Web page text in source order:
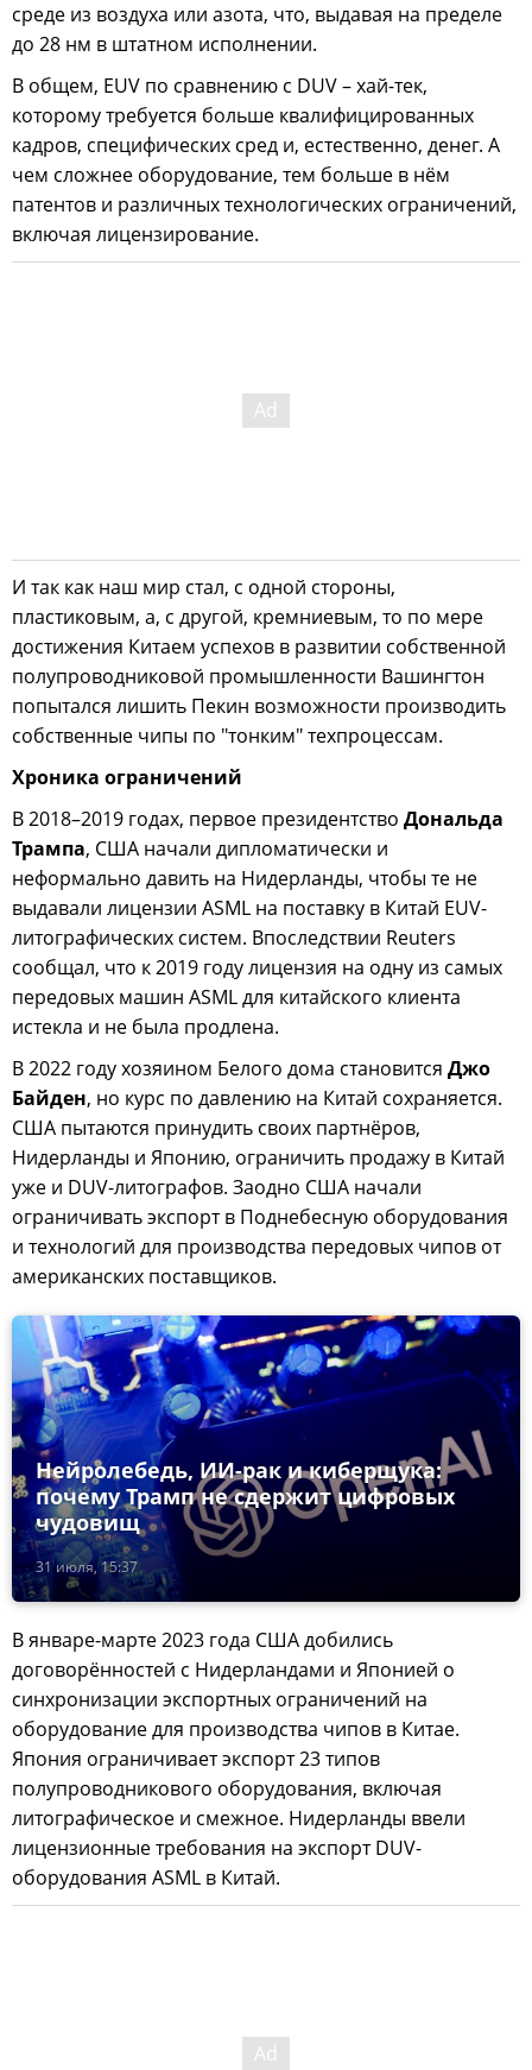
среде из воздуха или азота, что, выдавая на пределе
до 28 нм в штатном исполнении.
В общем, EUV по сравнению с DUV – хай-тек,
которому требуется больше квалифицированных
кадров, специфических сред и, естественно, денег. А
чем сложнее оборудование, тем больше в нём
патентов и различных технологических ограничений,
включая лицензирование.
И так как наш мир стал, с одной стороны,
пластиковым, а, с другой, кремниевым, то по мере
достижения Китаем успехов в развитии собственной
полупроводниковой промышленности Вашингтон
попытался лишить Пекин возможности производить
собственные чипы по "тонким" техпроцессам.
Хроника ограничений
В 2018–2019 годах, первое президентство Дональда
Трампа, США начали дипломатически и
неформально давить на Нидерланды, чтобы те не
выдавали лицензии ASML на поставку в Китай EUV-
литографических систем. Впоследствии Reuters
сообщал, что к 2019 году лицензия на одну из самых
передовых машин ASML для китайского клиента
истекла и не была продлена.
В 2022 году хозяином Белого дома становится Джо
Байден, но курс по давлению на Китай сохраняется.
США пытаются принудить своих партнёров,
Нидерланды и Японию, ограничить продажу в Китай
уже и DUV-литографов. Заодно США начали
ограничивать экспорт в Поднебесную оборудования
и технологий для производства передовых чипов от
американских поставщиков.
31 июля, 15:37
Нейролебедь, ИИ-рак и киберщука:
почему Трамп не сдержит цифровых
чудовищ
В январе-марте 2023 года США добились
договорённостей с Нидерландами и Японией о
синхронизации экспортных ограничений на
оборудование для производства чипов в Китае.
Япония ограничивает экспорт 23 типов
полупроводникового оборудования, включая
литографическое и смежное. Нидерланды ввели
лицензионные требования на экспорт DUV-
оборудования ASML в Китай.